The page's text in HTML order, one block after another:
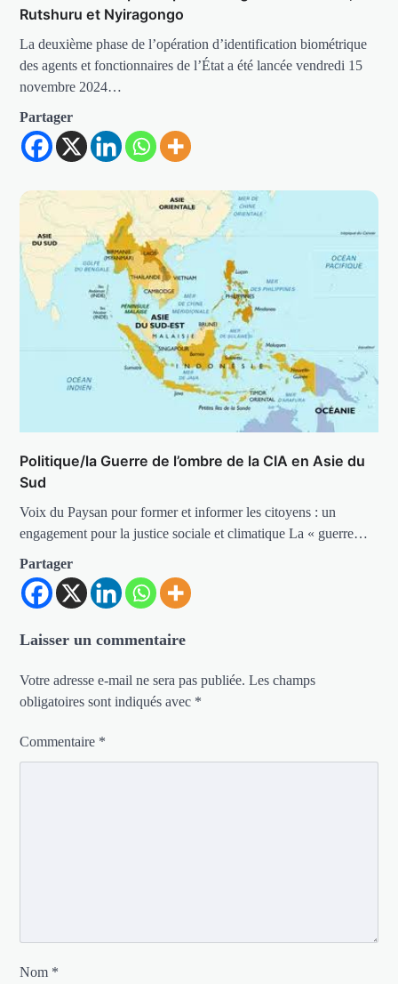
Rutshuru et Nyiragongo
La deuxième phase de l’opération d’identification biométrique
des agents et fonctionnaires de l’État a été lancée vendredi 15
novembre 2024…
Partager
Politique/la Guerre de l’ombre de la CIA en Asie du
Sud
Voix du Paysan pour former et informer les citoyens : un
engagement pour la justice sociale et climatique La « guerre…
Partager
Laisser un commentaire
Votre adresse e-mail ne sera pas publiée. Les champs
obligatoires sont indiqués avec *
Commentaire *
Nom *